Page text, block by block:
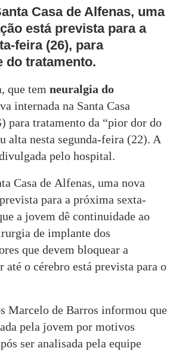
Casa de Alfenas, uma
está prevista para a
feira (26), para
do tratamento.
que tem neuralgia do
internada na Santa Casa
para tratamento da “pior dor do
alta nesta segunda-feira (22). A
pelo hospital.
Casa de Alfenas, uma nova
para a próxima sexta-
a jovem dê continuidade ao
de implante dos
que devem bloquear a
até o cérebro está prevista para o
Marcelo de Barros informou que
pela jovem por motivos
ser analisada pela equipe